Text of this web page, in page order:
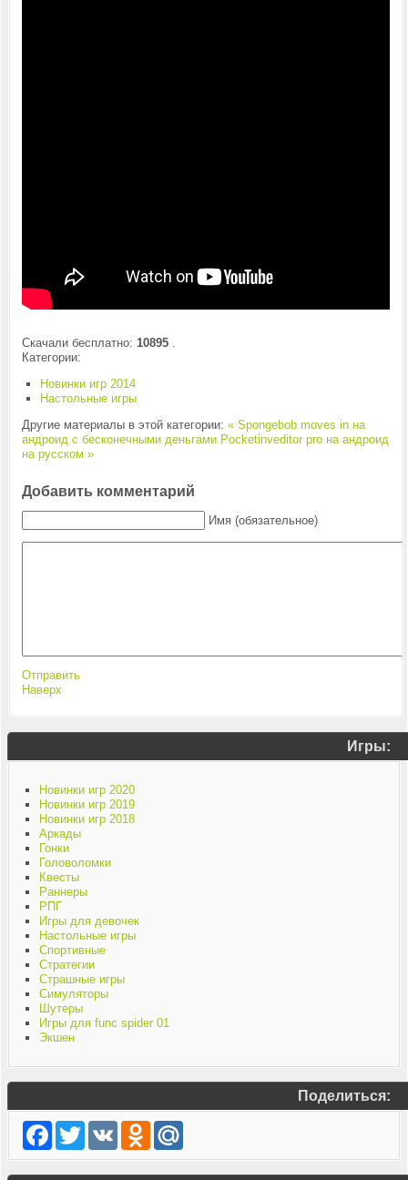
Скачали бесплатно: 10895.
Категории:
Новинки игр 2014
Настольные игры
Другие материалы в этой категории: « Spongebob moves in на
андроид с бесконечными деньгами Pocketinveditor pro на андроид
на русском »
Добавить комментарий
Имя (обязательное)
Отправить
Наверх
Игры:
Новинки игр 2020
Новинки игр 2019
Новинки игр 2018
Аркады
Гонки
Головоломки
Квесты
Раннеры
РПГ
Игры для девочек
Настольные игры
Спортивные
Стратегии
Страшные игры
Симуляторы
Шутеры
Игры для func spider 01
Экшен
Поделиться:
Facebook
TwitterVK Odnoklassniki
Mail.Ru